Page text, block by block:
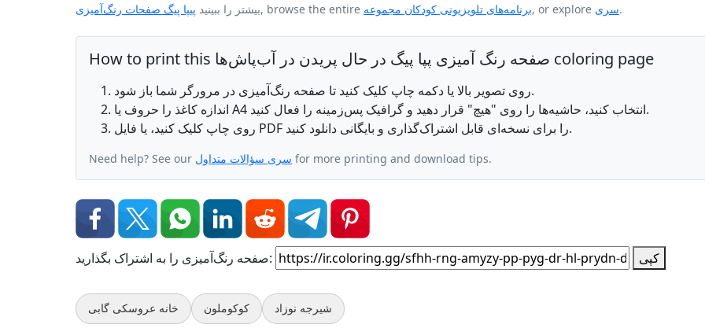
بیشتر را ببینید پیپا پیگ صفحات رنگ‌آمیزی , browse the entire برنامه‌های تلویزیونی کودکان مجموعه, or explore سری.
How to print this صفحه رنگ آمیزی پپا پیگ در حال پریدن در آب‌پاش‌ها coloring page
روی تصویر بالا یا دکمه چاپ کلیک کنید تا صفحه رنگ‌آمیزی در مرورگر شما باز شود.
اندازه کاغذ را حروف یا A4 انتخاب کنید، حاشیه‌ها را روی "هیچ" قرار دهید و گرافیک پس‌زمینه را فعال کنید.
روی چاپ کلیک کنید، یا فایل PDF را برای نسخه‌ای قابل اشتراک‌گذاری و بایگانی دانلود کنید.
Need help? See our سری سؤالات متداول for more printing and download tips.
صفحه رنگ‌آمیزی را به اشتراک بگذارید: کپی
خانه عروسکی گابی کوکوملون شیرجه نوزاد